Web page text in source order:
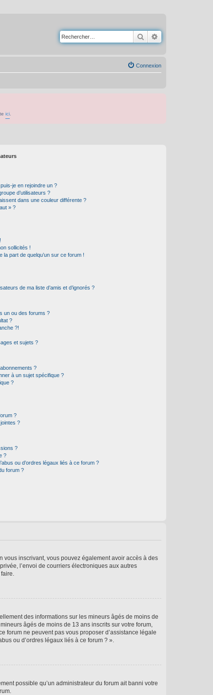
Rechercher
Connexion
ici
je en rejoindre un ?
d’utilisateurs ?
dans une couleur différente ?
» ?
sollicités !
la part de quelqu’un sur ce forum !
de ma liste d’amis et d’ignorés ?
un ou des forums ?
?
?!
et sujets ?
?
à un sujet spécifique ?
?
?
?
?
?
ou d’ordres légaux liés à ce forum ?
forum ?
vous inscrivant, vous pouvez également avoir accès à des
l’envoi de courriers électroniques aux autres
des informations sur les mineurs âgés de moins de
âgés de moins de 13 ans inscrits sur votre forum,
forum ne peuvent pas vous proposer d’assistance légale
ou d’ordres légaux liés à ce forum ? ».
possible qu’un administrateur du forum ait banni votre